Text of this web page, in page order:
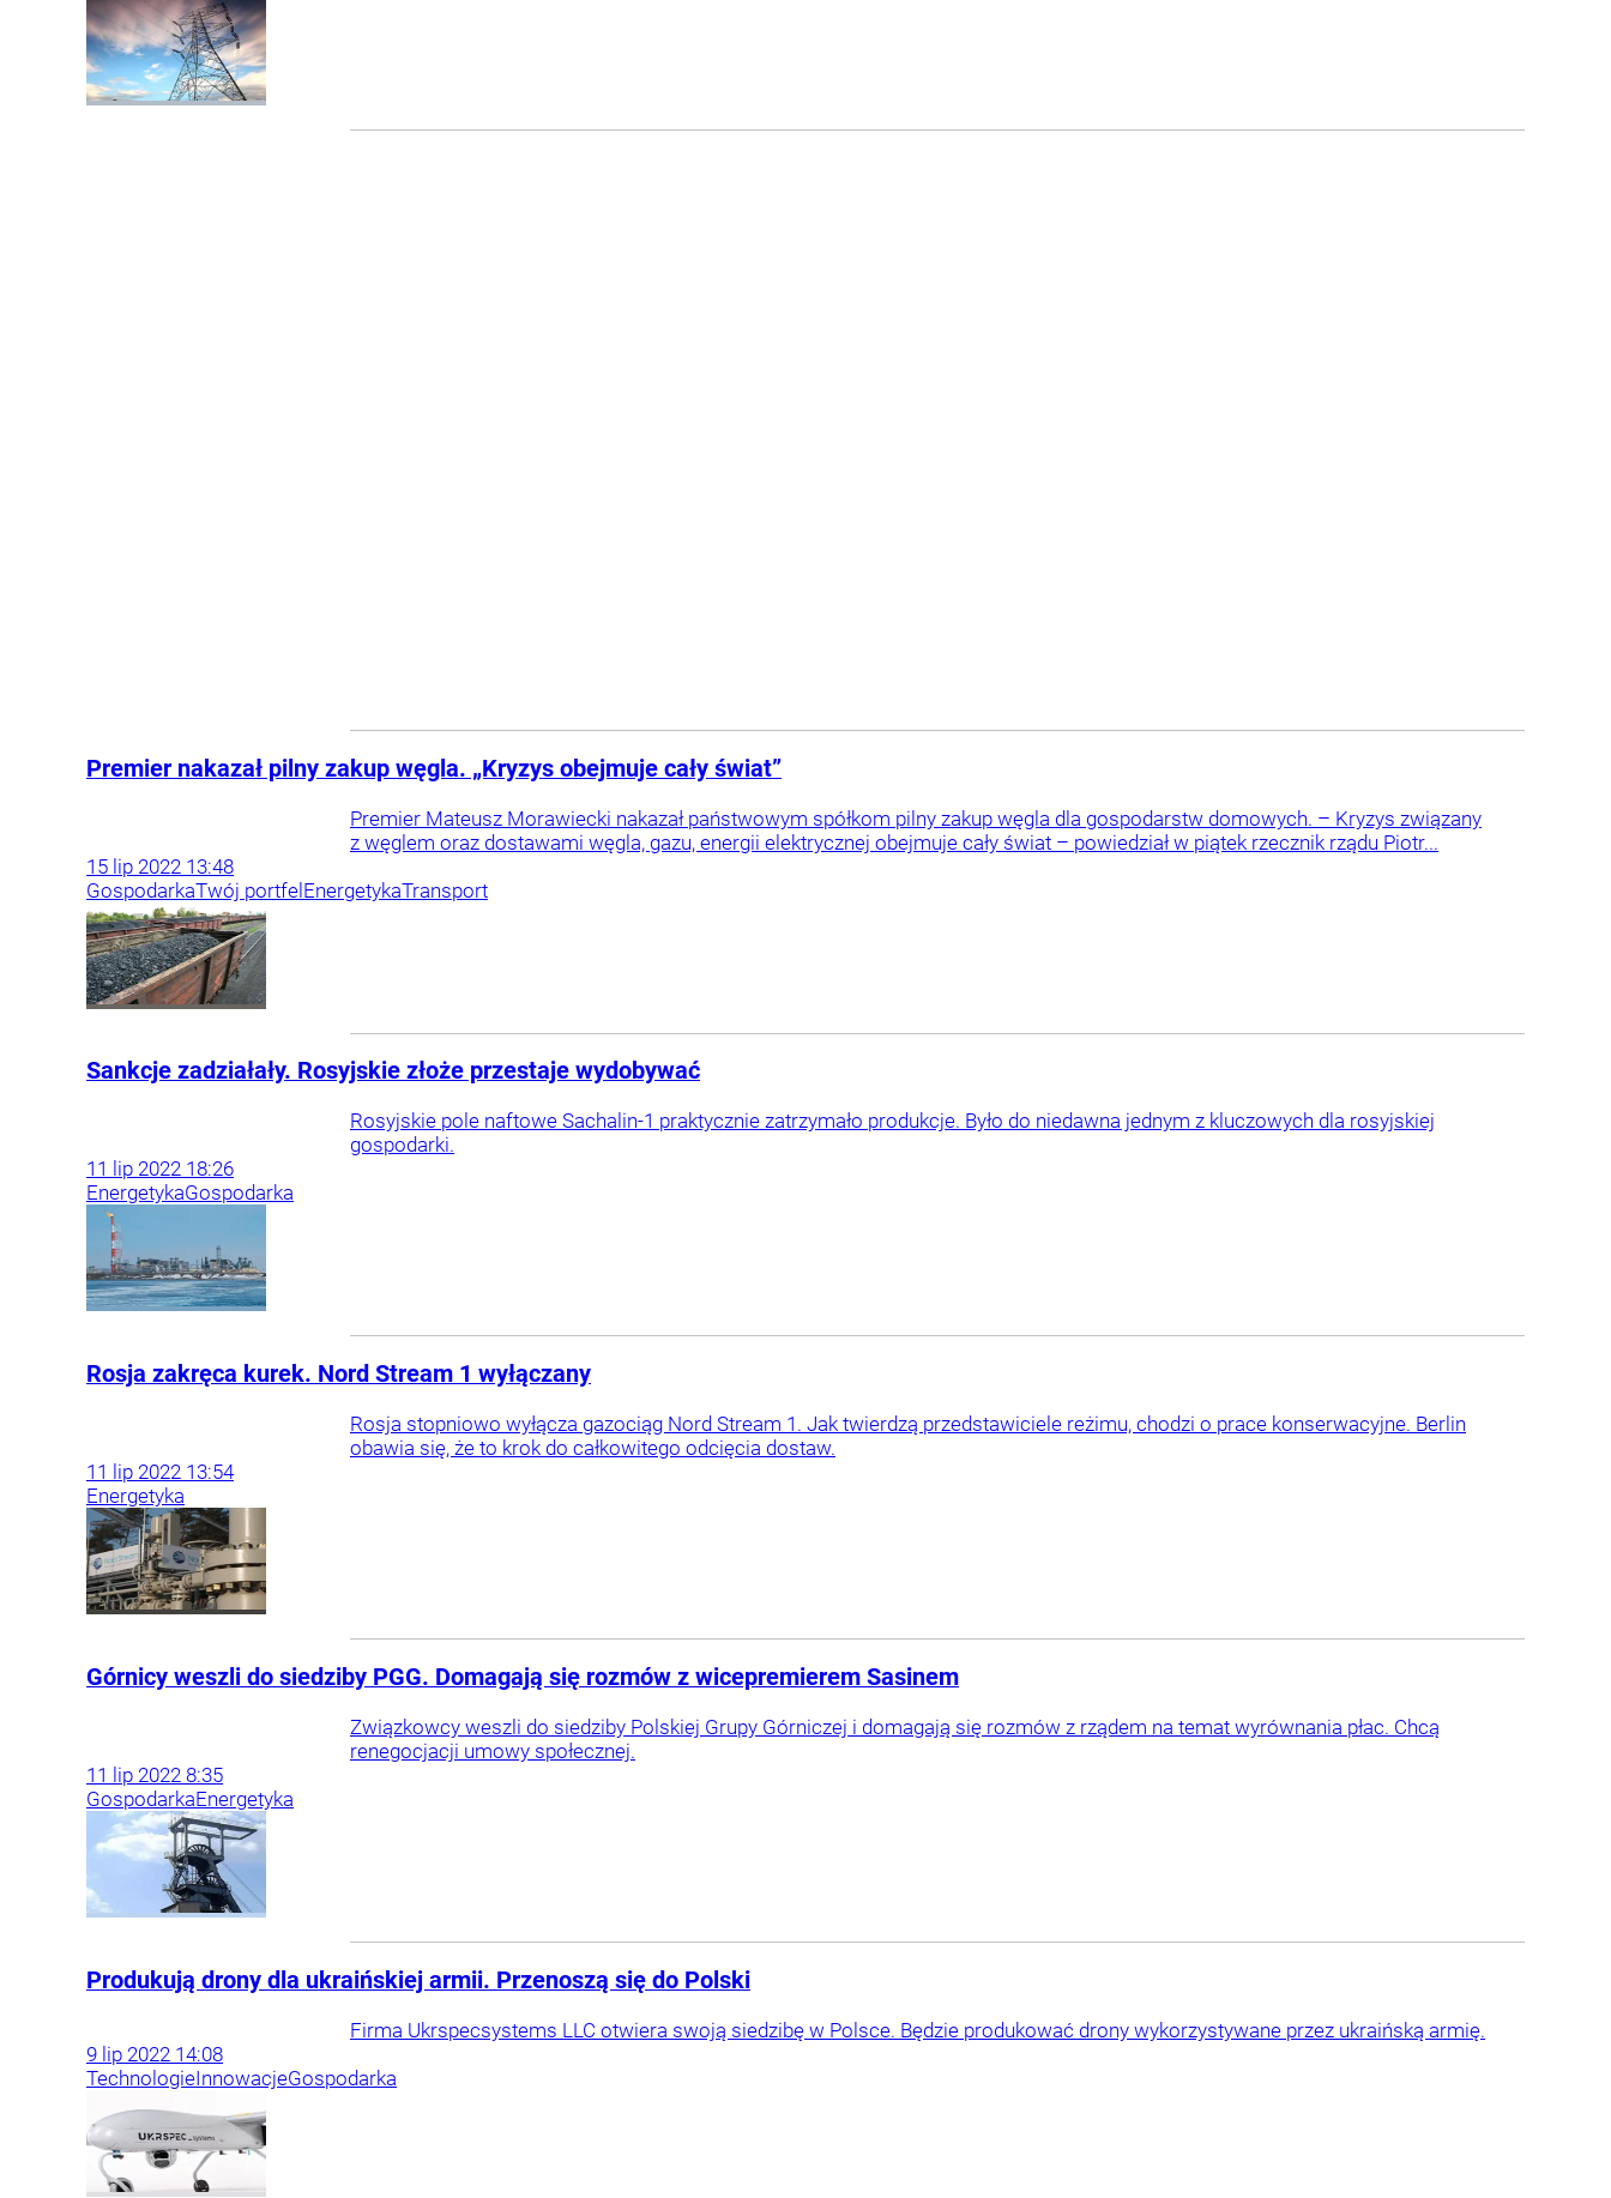
Premier nakazał pilny zakup węgla. „Kryzys obejmuje cały świat”
Premier Mateusz Morawiecki nakazał państwowym spółkom pilny zakup węgla dla gospodarstw domowych. – Kryzys związany
z węglem oraz dostawami węgla, gazu, energii elektrycznej obejmuje cały świat – powiedział w piątek rzecznik rządu Piotr...
15 lip 2022 13:48
GospodarkaTwój portfelEnergetykaTransport
Sankcje zadziałały. Rosyjskie złoże przestaje wydobywać
Rosyjskie pole naftowe Sachalin-1 praktycznie zatrzymało produkcje. Było do niedawna jednym z kluczowych dla rosyjskiej
gospodarki.
11 lip 2022 18:26
EnergetykaGospodarka
Rosja zakręca kurek. Nord Stream 1 wyłączany
Rosja stopniowo wyłącza gazociąg Nord Stream 1. Jak twierdzą przedstawiciele reżimu, chodzi o prace konserwacyjne. Berlin
obawia się, że to krok do całkowitego odcięcia dostaw.
11 lip 2022 13:54
Energetyka
Górnicy weszli do siedziby PGG. Domagają się rozmów z wicepremierem Sasinem
Związkowcy weszli do siedziby Polskiej Grupy Górniczej i domagają się rozmów z rządem na temat wyrównania płac. Chcą
renegocjacji umowy społecznej.
11 lip 2022 8:35
GospodarkaEnergetyka
Produkują drony dla ukraińskiej armii. Przenoszą się do Polski
Firma Ukrspecsystems LLC otwiera swoją siedzibę w Polsce. Będzie produkować drony wykorzystywane przez ukraińską armię.
9 lip 2022 14:08
TechnologieInnowacjeGospodarka